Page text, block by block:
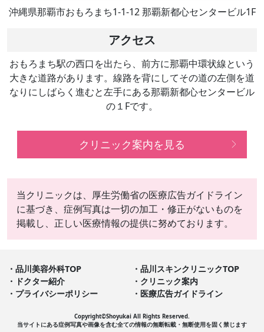
沖縄県那覇市おもろまち1-1-12 那覇新都心センタービル1F
アクセス
おもろまち駅の西口を出たら、前方に那覇中環状線という
大きな道路があります。線路を背にしてその道の左側を道
なりにしばらく進むと左手にある那覇新都心センタービル
の１Fです。
クリニック案内を見る
当クリニックは、厚生労働省の医療広告ガイドライン
に基づき、症例写真は一切の加工・修正がないものを
掲載し、正しい医療情報の提供に努めております。
品川美容外科TOP
品川スキンクリニックTOP
ドクター紹介
クリニック案内
プライバシーポリシー
医療広告ガイドライン
Copyright©︎Shoyukai All Rights Reserved.
当サイトにある症例写真や画像を含む全ての情報の無断転載・無断使用を固く禁じます